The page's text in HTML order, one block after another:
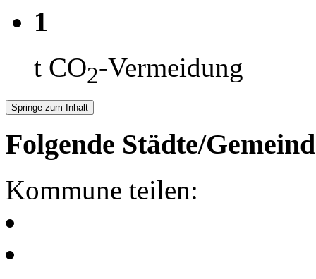
1
t CO2-Vermeidung
Springe zum Inhalt
Folgende Städte/
Kommune teilen: